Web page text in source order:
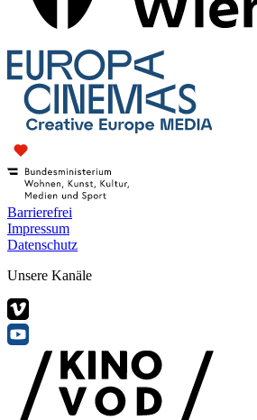
Barrierefrei
Impressum
Datenschutz
Unsere Kanäle